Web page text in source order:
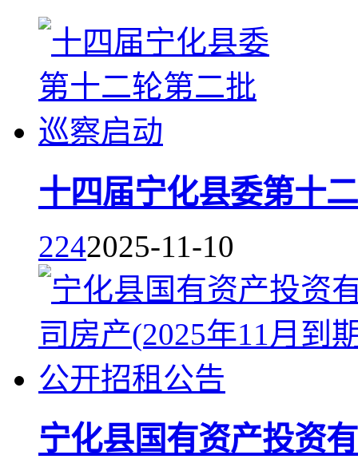
十四届宁化县委第十
2242025-11-10
宁化县国有资产投资